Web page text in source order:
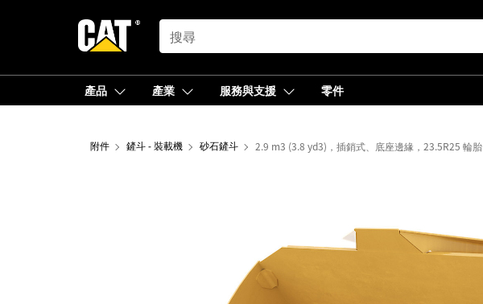
SEARCH
產品 產業 服務與支援 零件
附件 鏟斗 - 裝載機 砂石鏟斗 2.9 m3 (3.8 yd3)，插銷式、底座邊緣，23.5R25 輪胎